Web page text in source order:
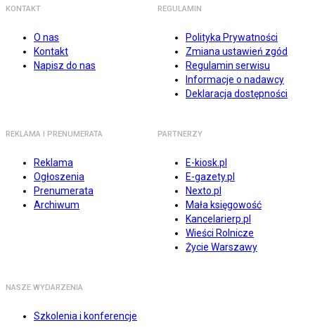
KONTAKT
O nas
Kontakt
Napisz do nas
REGULAMIN
Polityka Prywatności
Zmiana ustawień zgód
Regulamin serwisu
Informacje o nadawcy
Deklaracja dostępności
REKLAMA I PRENUMERATA
Reklama
Ogłoszenia
Prenumerata
Archiwum
PARTNERZY
E-kiosk.pl
E-gazety.pl
Nexto.pl
Mała księgowość
Kancelarierp.pl
Wieści Rolnicze
Życie Warszawy
NASZE WYDARZENIA
Szkolenia i konferencje